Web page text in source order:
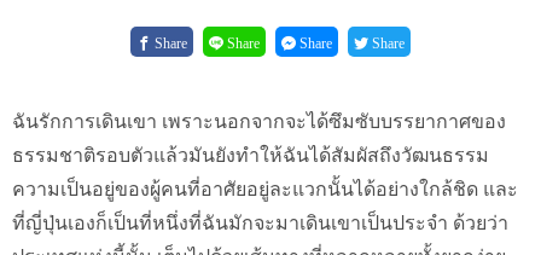
Share Share Share Share
ฉันรักการเดินเขา เพราะนอกจากจะได้ซึมซับบรรยากาศของ
ธรรมชาติรอบตัวแล้วมันยังทำให้ฉันได้สัมผัสถึงวัฒนธรรม
ความเป็นอยู่ของผู้คนที่อาศัยอยู่ละแวกนั้นได้อย่างใกล้ชิด และ
ที่ญี่ปุ่นเองก็เป็นที่หนึ่งที่ฉันมักจะมาเดินเขาเป็นประจำ ด้วยว่า